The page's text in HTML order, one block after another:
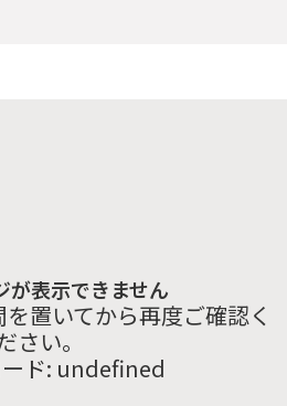
が表示できません
置いてから再度ご確認く
さい。
ド: undefined